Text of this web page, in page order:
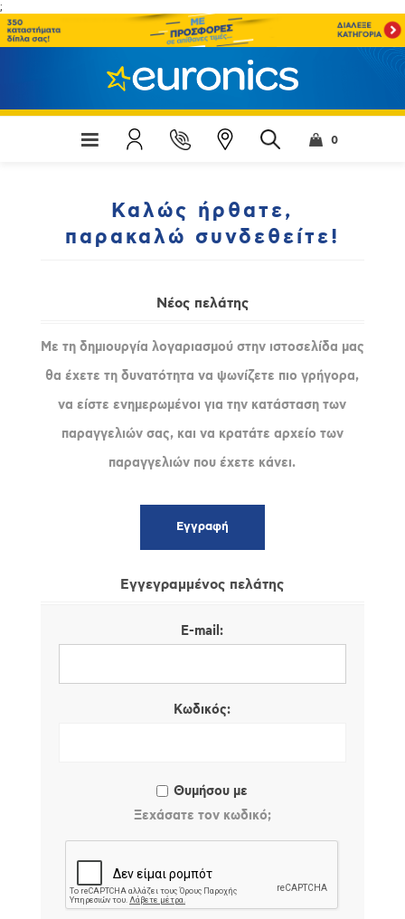
;
0
Καλώς ήρθατε,
παρακαλώ συνδεθείτε!
Νέος πελάτης
Με τη δημιουργία λογαριασμού στην ιστοσελίδα μας
θα έχετε τη δυνατότητα να ψωνίζετε πιο γρήγορα,
να είστε ενημερωμένοι για την κατάσταση των
παραγγελιών σας, και να κρατάτε αρχείο των
παραγγελιών που έχετε κάνει.
Εγγεγραμμένος πελάτης
E-mail:
Κωδικός:
Θυμήσου με
Ξεχάσατε τον κωδικό;